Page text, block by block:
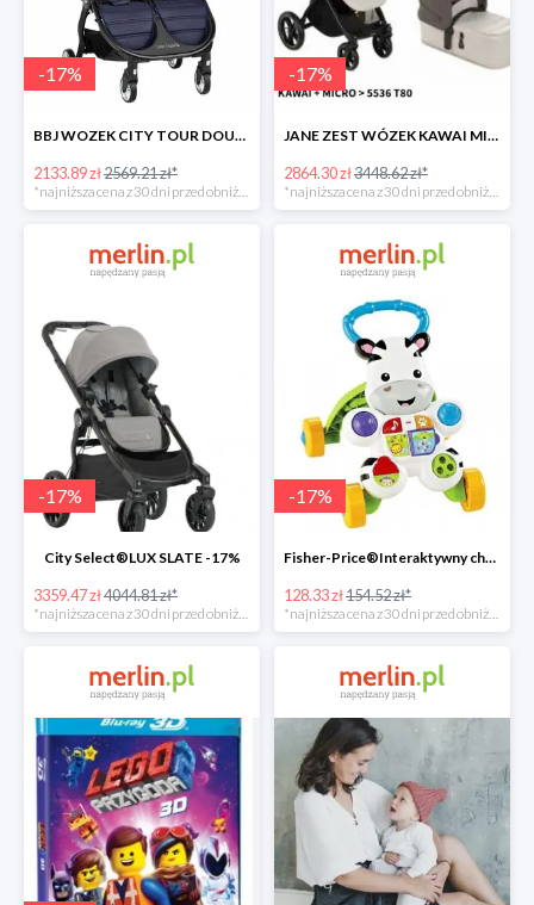
-17%
BBJ WOZEK CITY TOUR DOUBLE SEACREST -17%
2133.89 zł2569.21 zł*
-17%
JANE ZEST WÓZEK KAWAI MICRO -17%
2864.30 zł3448.62 zł*
-17%
City Select®LUX SLATE -17%
3359.47 zł4044.81 zł*
*najniższa cena z 30 dni przed obniżką
-17%
Fisher-Price®Interaktywny chodzik Zebra -17%
128.33 zł154.52 zł*
*najniższa cena z 30 dni przed obniżką